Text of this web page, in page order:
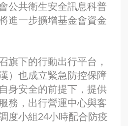
公共衛生安全訊息科普
進一步擴增基金會資金
旗下的行動出行平台，
）也成立緊急防控保障
身安全的前提下，提供
務，出行營運中心與客
度小組24小時配合防疫